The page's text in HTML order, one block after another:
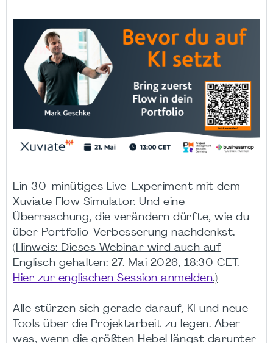
Ein 30-minütiges Live-Experiment mit dem
Xuviate Flow Simulator. Und eine
Überraschung, die verändern dürfte, wie du
über Portfolio-Verbesserung nachdenkst.
(Hinweis: Dieses Webinar wird auch auf
Englisch gehalten: 27. Mai 2026, 18:30 CET.
Hier zur englischen Session anmelden.)
Alle stürzen sich gerade darauf, KI und neue
Tools über die Projektarbeit zu legen. Aber
was, wenn die größten Hebel längst darunter